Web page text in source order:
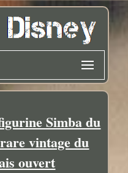
Simba du
vintage du
ouvert